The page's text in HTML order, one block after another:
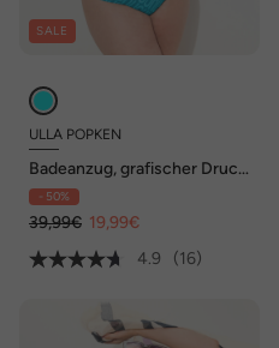
SALE
ULLA POPKEN
Badeanzug, grafischer Druck,
ohne Softcups, Rundhals
- 50%
39,99€ 19,99€
4.9
(16)